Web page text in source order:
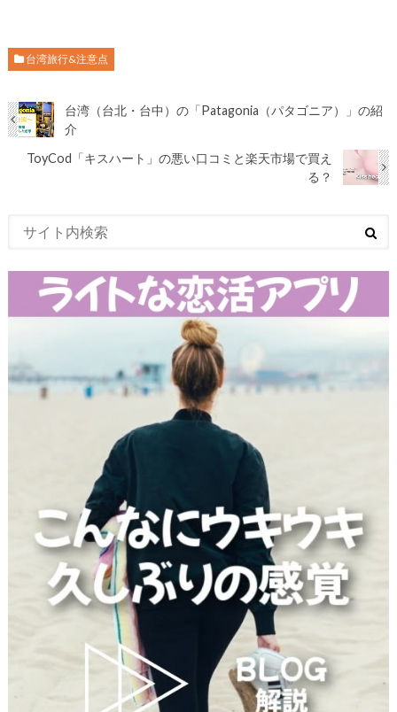
台湾旅行&注意点
台湾（台北・台中）の「Patagonia（パタゴニア）」の紹
介
ToyCod「キスハート」の悪い口コミと楽天市場で買え
る？